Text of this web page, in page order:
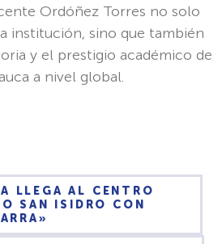
Ordóñez Torres no solo
institución, sino que también
y el prestigio académico de
a nivel global.
LLEGA AL CENTRO
SAN ISIDRO CON